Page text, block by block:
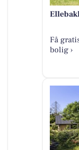
Få
bolig ›